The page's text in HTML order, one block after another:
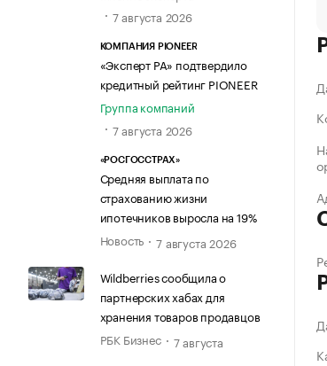
7 августа 2026
КОМПАНИЯ PIONEER
«Эксперт РА» подтвердило
кредитный рейтинг PIONEER
Группа компаний
7 августа 2026
«РОСГОССТРАХ»
Средняя выплата по
страхованию жизни
ипотечников выросла на 19%
Новость
7 августа 2026
Wildberries сообщила о
партнерских хабах для
хранения товаров продавцов
РБК Бизнес
7 августа